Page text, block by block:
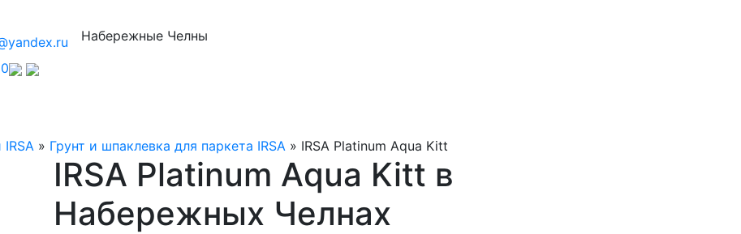
Набережные Челны
» Грунт и шпаклевка для паркета IRSA » IRSA Platinum Aqua Kitt
IRSA Platinum Aqua Kitt в
Набережных Челнах